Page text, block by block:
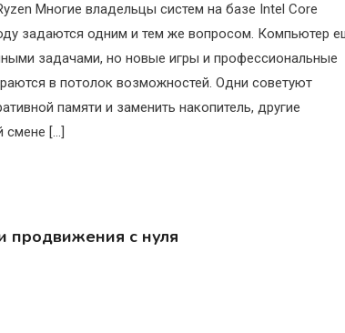
Многие владельцы систем на базе Intel Core
задаются одним и тем же вопросом. Компьютер
задачами, но новые игры и профессиональные
в потолок возможностей. Одни советуют
памяти и заменить накопитель, другие
смене […]
продвижения с нуля